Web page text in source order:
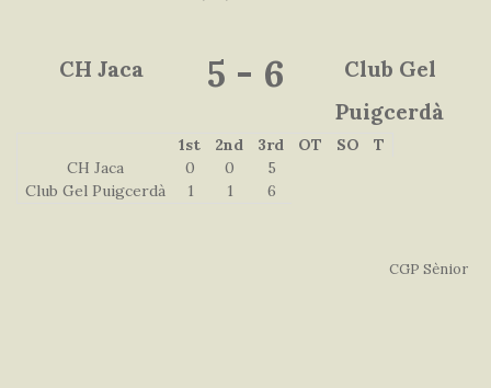
CH Jaca 5 - 6
Club Gel
Puigcerdà
1st 2nd 3rd OT SO
T
CH Jaca
0 0
5
Club Gel Puigcerdà
1 1 6
CGP Sènior